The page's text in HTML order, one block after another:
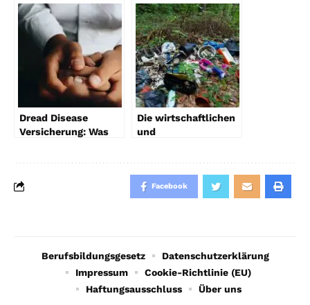
Dread Disease
Versicherung: Was
Die wirtschaftlichen
und
Altmetallentsorgung
Facebook
Berufsbildungsgesetz
Datenschutzerklärung
Impressum
Cookie-Richtlinie (EU)
Haftungsausschluss
Über uns